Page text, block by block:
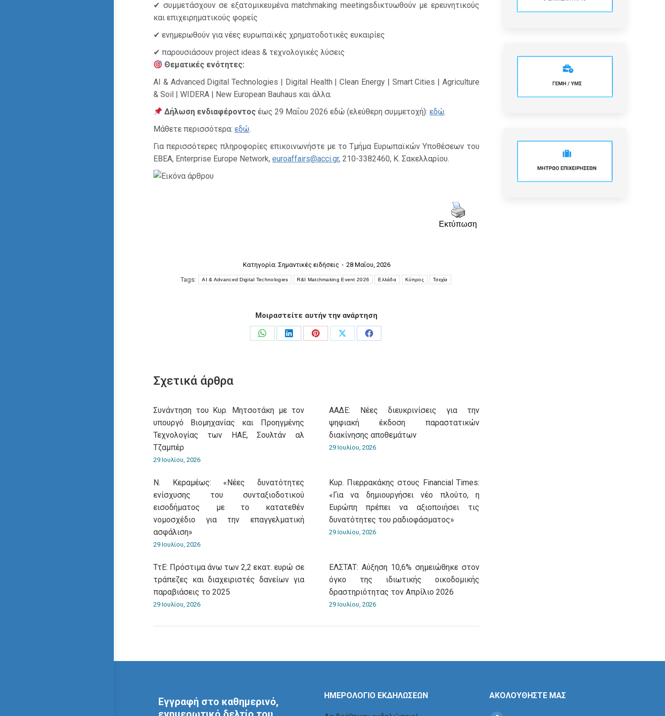
✔ συμμετάσχουν σε εξατομικευμένα matchmaking meetingsδικτυωθούν με ερευνητικούς
και επιχειρηματικούς φορείς
✔ ενημερωθούν για νέες ευρωπαϊκές χρηματοδοτικές ευκαιρίες
✔ παρουσιάσουν project ideas & τεχνολογικές λύσεις
Θεματικές ενότητες:
AI & Advanced Digital Technologies | Digital Health | Clean Energy | Smart Cities | Agriculture
& Soil | WIDERA | New European Bauhaus και άλλα.
Δήλωση ενδιαφέροντοςέως 29 Μαΐου 2026 εδώ (ελεύθερη συμμετοχή):εδώ.
Μάθετε περισσότερα: εδώ.
Για περισσότερες πληροφορίες επικοινωνήστε με το Τμήμα Ευρωπαϊκών Υποθέσεων του
ΕΒΕΑ, Enterprise Europe Network, euroaffairs@acci.gr, 210-3382460, Κ. Σακελλαρίου.
Εκτύπωση
Κατηγορία: Σημαντικές ειδήσεις
28 Μαΐου, 2026
Tags:
AI & Advanced Digital Technologies R&I Matchmaking Event 2026 Ελλάδα Κύπρος Τσεχία
Μοιραστείτε αυτήν την ανάρτηση
Share
Share
Share
Share
Share
Σχετικά άρθρα
Συνάντηση του Κυρ. Μητσοτάκη με τον
υπουργό Βιομηχανίας και Προηγμένης
Τεχνολογίας των ΗΑΕ, Σουλτάν αλ
Τζαμπέρ
29 Ιουλίου, 2026
ΑΑΔΕ: Νέες διευκρινίσεις για την
ψηφιακή έκδοση παραστατικών
διακίνησης αποθεμάτων
29 Ιουλίου, 2026
Ν. Κεραμέως: «Νέες δυνατότητες
ενίσχυσης του συνταξιοδοτικού
εισοδήματος με το κατατεθέν
νομοσχέδιο για την επαγγελματική
ασφάλιση»
29 Ιουλίου, 2026
Κυρ. Πιερρακάκης στους Financial Times:
«Για να δημιουργήσει νέο πλούτο, η
Ευρώπη πρέπει να αξιοποιήσει τις
δυνατότητες του ραδιοφάσματος»
29 Ιουλίου, 2026
ΤτΕ: Πρόστιμα άνω των 2,2 εκατ. ευρώ σε
τράπεζες και διαχειριστές δανείων για
παραβιάσεις το 2025
29 Ιουλίου, 2026
ΕΛΣΤΑΤ: Αύξηση 10,6% σημειώθηκε στον
όγκο της ιδιωτικής οικοδομικής
δραστηριότητας τον Απρίλιο 2026
29 Ιουλίου, 2026
Εγγραφή στο καθημερινό,
ΗΜΕΡΟΛΟΓΙΟ ΕΚΔΗΛΩΣΕΩΝ ΑΚΟΛΟΥΘΗΣΤΕ ΜΑΣ